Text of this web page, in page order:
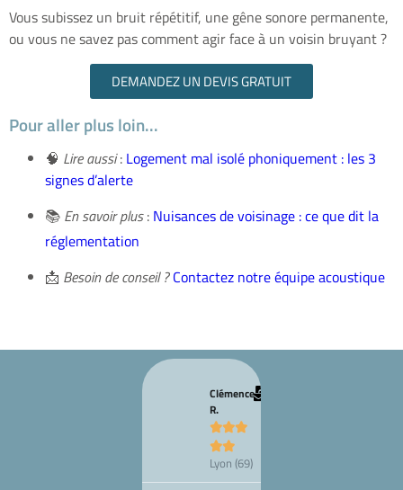
Vous subissez un bruit répétitif, une gêne sonore permanente,
ou vous ne savez pas comment agir face à un voisin bruyant ?
DEMANDEZ UN DEVIS GRATUIT
Pour aller plus loin...
🧠 Lire aussi: Logement mal isolé phoniquement : les 3
signes d’alerte
📚 En savoir plus: Nuisances de voisinage : ce que dit la
réglementation
📩 Besoin de conseil ? Contactez notre équipe acoustique
Clémence
R.


Lyon (69)